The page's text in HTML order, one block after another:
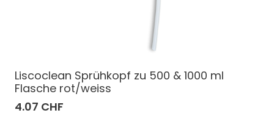
Liscoclean Sprühkopf zu 500 & 1000 ml
Flasche rot/weiss
4.07 CHF